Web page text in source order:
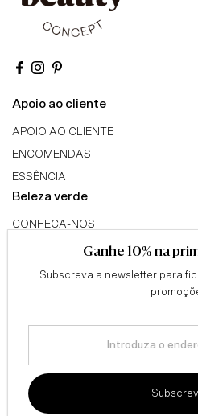
Apoio ao cliente
APOIO AO CLIENTE
ENCOMENDAS
ESSÊNCIA
Beleza verde
CONHECA-NOS
TRIBO GREEN BEAUTY
PROGRAMA DE AFILIADOS
TERMOS & CONDIÇÕES
ENVIOS & DEVOLUÇÕES
Ganhe 10% na
Subscreva a newsletter para
endereço
de
email